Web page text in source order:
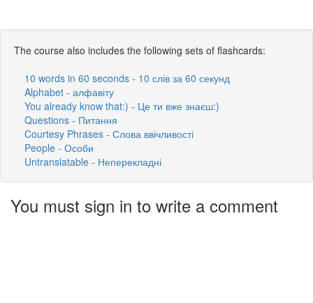
The course also includes the following sets of flashcards:
10 words in 60 seconds - 10 слів за 60 секунд
Alphabet - алфавіту
You already know that:) - Це ти вже знаєш:)
Questions - Питання
Courtesy Phrases - Слова ввічливості
People - Особи
Untranslatable - Неперекладні
You must sign in to write a comment